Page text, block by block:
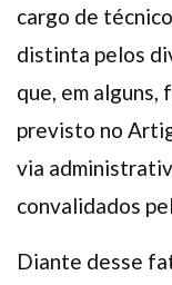
cargo de
distinta pelos
que, em
previsto no
via
convalidados
Diante desse